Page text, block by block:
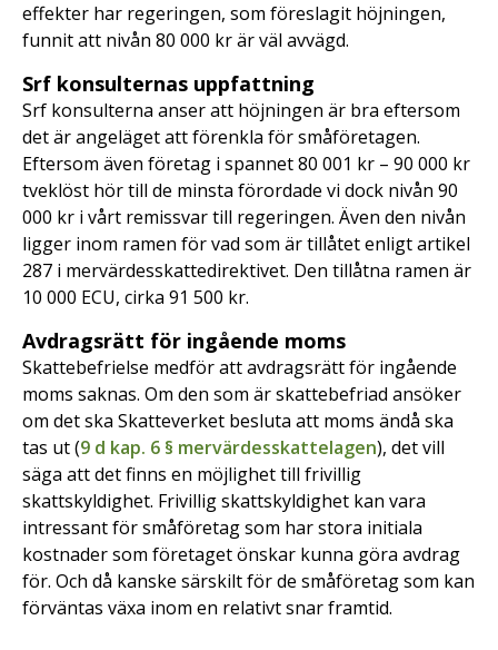
effekter har regeringen, som föreslagit höjningen,
funnit att nivån 80 000 kr är väl avvägd.
Srf konsulternas uppfattning
Srf konsulterna anser att höjningen är bra eftersom
det är angeläget att förenkla för småföretagen.
Eftersom även företag i spannet 80 001 kr – 90 000 kr
tveklöst hör till de minsta förordade vi dock nivån 90
000 kr i vårt remissvar till regeringen. Även den nivån
ligger inom ramen för vad som är tillåtet enligt artikel
287 i mervärdesskattedirektivet. Den tillåtna ramen är
10 000 ECU, cirka 91 500 kr.
Avdragsrätt för ingående moms
Skattebefrielse medför att avdragsrätt för ingående
moms saknas. Om den som är skattebefriad ansöker
om det ska Skatteverket besluta att moms ändå ska
tas ut (9 d kap. 6 § mervärdesskattelagen), det vill
säga att det finns en möjlighet till frivillig
skattskyldighet. Frivillig skattskyldighet kan vara
intressant för småföretag som har stora initiala
kostnader som företaget önskar kunna göra avdrag
för. Och då kanske särskilt för de småföretag som kan
förväntas växa inom en relativt snar framtid.